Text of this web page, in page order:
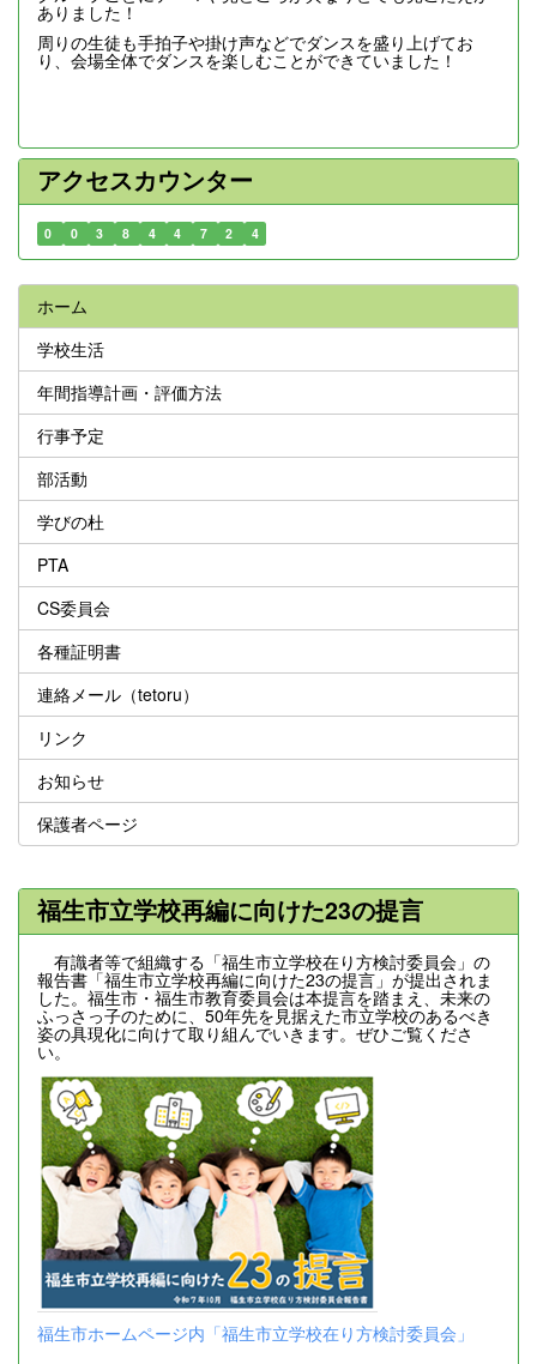
ありました！
周りの生徒も手拍子や掛け声などでダンスを盛り上げてお
り、会場全体でダンスを楽しむことができていました！
アクセスカウンター
0 0 3 8 4 4 7 2 4
ホーム
学校生活
年間指導計画・評価方法
行事予定
部活動
学びの杜
PTA
CS委員会
各種証明書
連絡メール（tetoru）
リンク
お知らせ
保護者ページ
福生市立学校再編に向けた23の提言
有識者等で組織する「福生市立学校在り方検討委員会」の
報告書「福生市立学校再編に向けた23の提言」が提出されま
した。福生市・福生市教育委員会は本提言を踏まえ、未来の
ふっさっ子のために、50年先を見据えた市立学校のあるべき
姿の具現化に向けて取り組んでいきます。ぜひご覧くださ
い。
福生市ホームページ内「福生市立学校在り方検討委員会」